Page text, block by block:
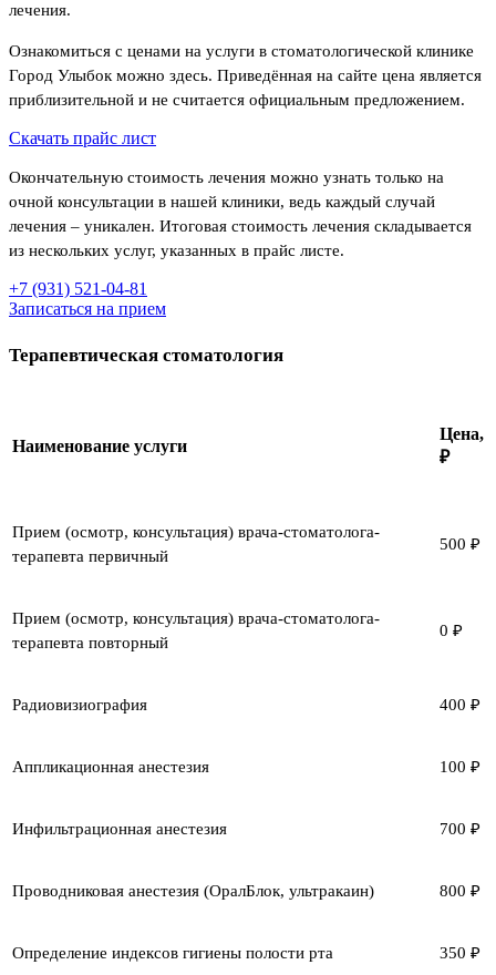
лечения.
Ознакомиться с ценами на услуги в стоматологической клинике
Город Улыбок можно здесь. Приведённая на сайте цена является
приблизительной и не считается официальным предложением.
Скачать прайс лист
Окончательную стоимость лечения можно узнать только на
очной консультации в нашей клиники, ведь каждый случай
лечения – уникален. Итоговая стоимость лечения складывается
из нескольких услуг, указанных в прайс листе.
+7 (931) 521-04-81
Записаться на прием
Терапевтическая стоматология
Наименование услуги
Цена,
₽
Прием (осмотр, консультация) врача-стоматолога-
терапевта первичный
500 ₽
Прием (осмотр, консультация) врача-стоматолога-
терапевта повторный
0 ₽
Радиовизиография 400 ₽
Аппликационная анестезия 100 ₽
Инфильтрационная анестезия 700 ₽
Проводниковая анестезия (ОралБлок, ультракаин) 800 ₽
Определение индексов гигиены полости рта 350 ₽